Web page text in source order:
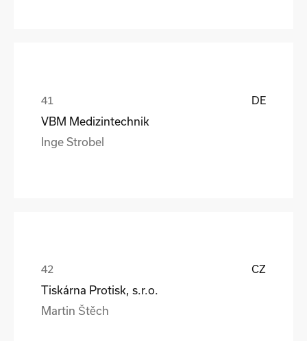
DE
VBM Medizintechnik
Inge Strobel
CZ
Tiskárna Protisk, s.r.o.
Martin Štěch